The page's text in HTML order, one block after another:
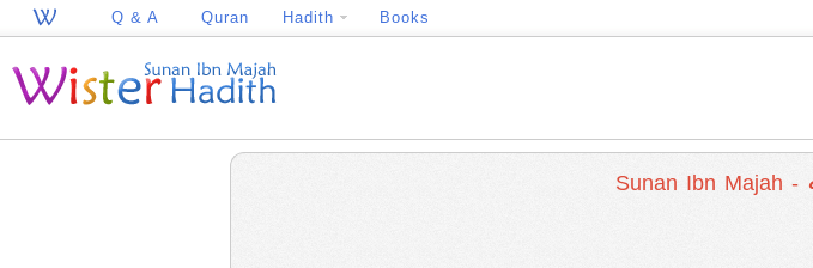
Q & A Quran Hadith Books
Sunan Ibn Majah -